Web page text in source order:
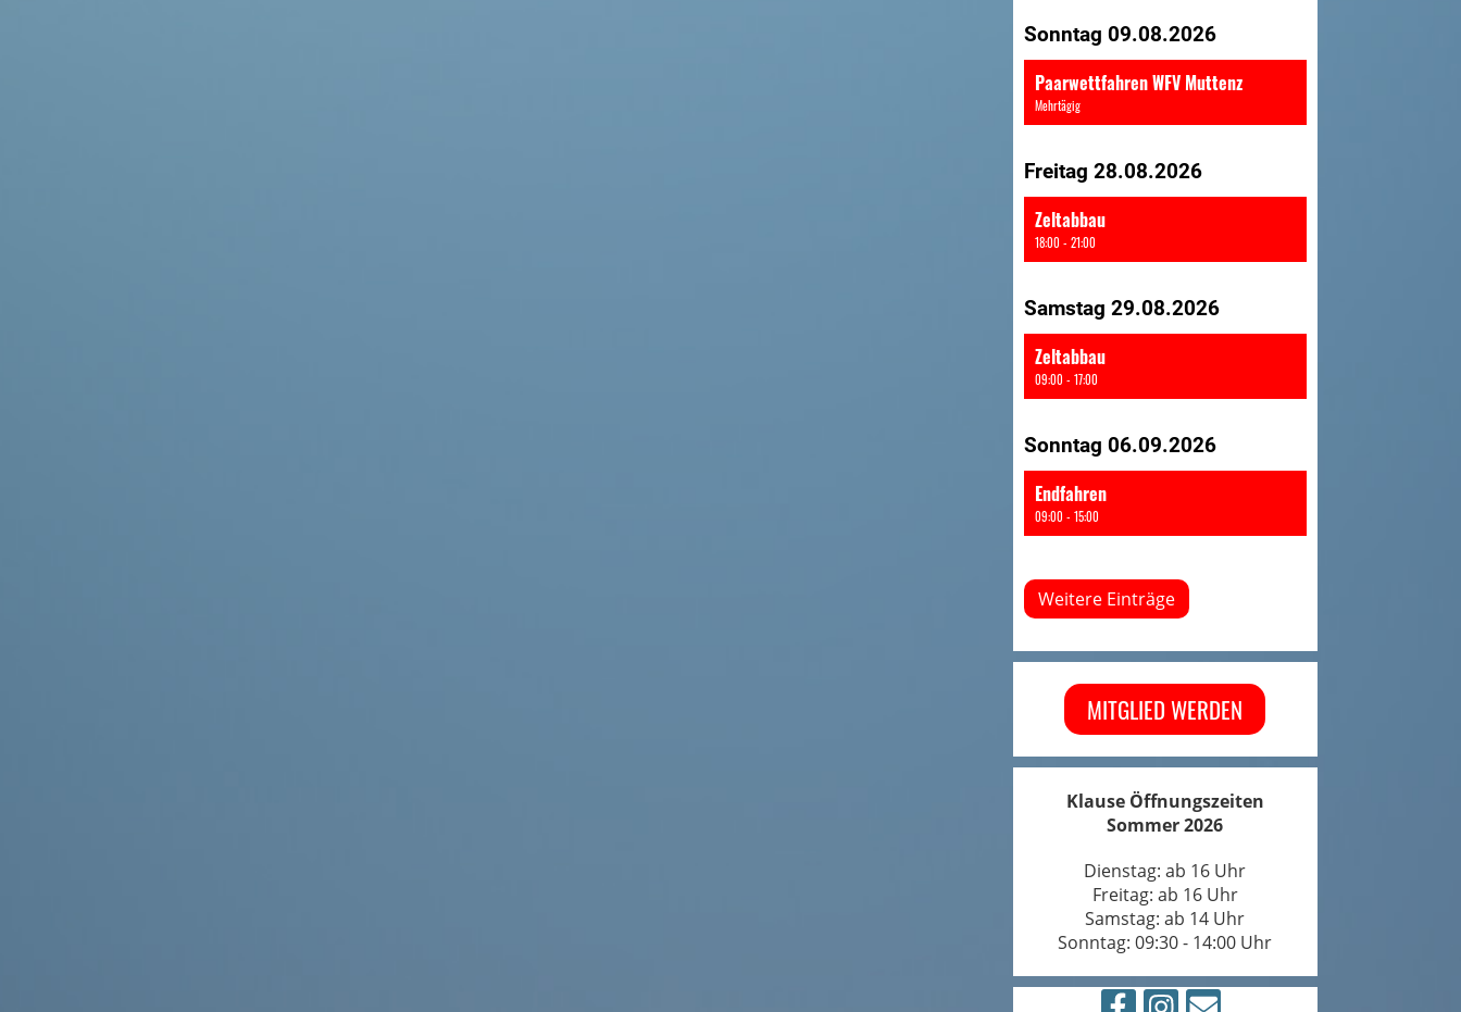
Sonntag 09.08.2026
Paarwettfahren WFV Muttenz
Mehrtägig
Freitag 28.08.2026
Zeltabbau
18:00 - 21:00
Samstag 29.08.2026
Zeltabbau
09:00 - 17:00
Sonntag 06.09.2026
Endfahren
09:00 - 15:00
Weitere Einträge
MITGLIED WERDEN
Klause Öffnungszeiten
Sommer 2026
Dienstag: ab 16 Uhr
Freitag: ab 16 Uhr
Samstag: ab 14 Uhr
Sonntag: 09:30 - 14:00 Uhr